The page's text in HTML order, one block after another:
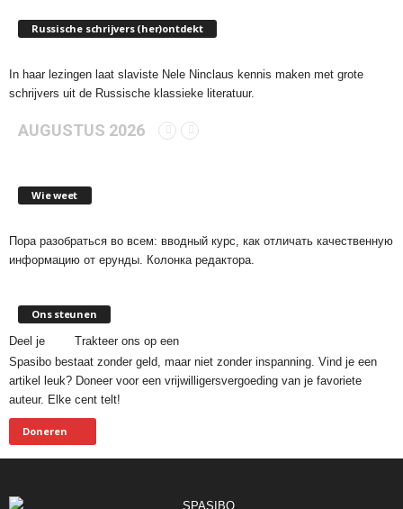
Russische schrijvers (her)ontdekt
In haar lezingen laat slaviste Nele Ninclaus kennis maken met grote
schrijvers uit de Russische klassieke literatuur.
AUGUSTUS 2026
Wie weet
Пора разобраться во всем: вводный курс, как отличать качественную
информацию от ерунды. Колонка редактора.
Ons steunen
Deel je
Trakteer ons op een
Spasibo bestaat zonder geld, maar niet zonder inspanning. Vind je een
artikel leuk? Doneer voor een vrijwilligersvergoeding van je favoriete
auteur. Elke cent telt!
Doneren